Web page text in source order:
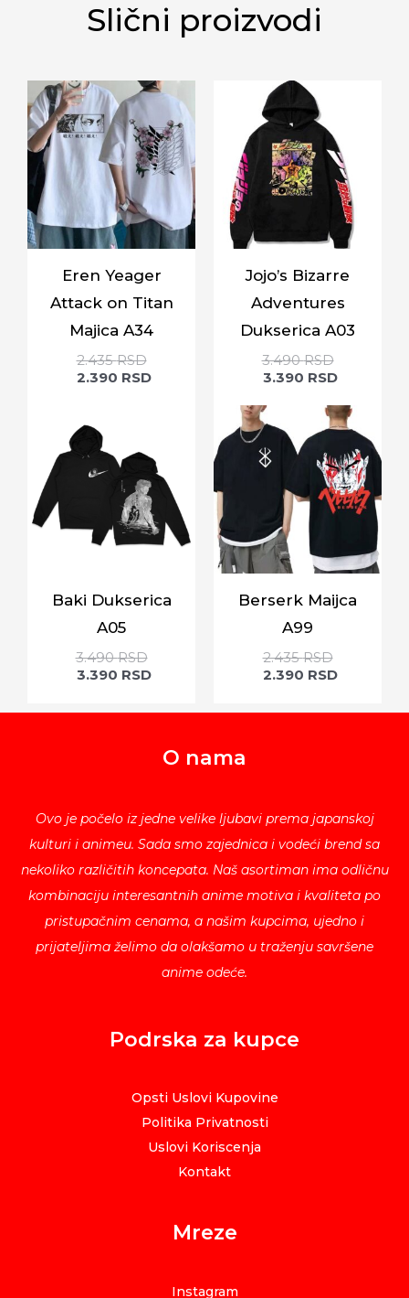
Slični proizvodi
Eren Yeager
Attack on Titan
Majica A34
2.435RSD
2.390 RSD
Jojo’s Bizarre
Adventures
Dukserica A03
3.490RSD
3.390 RSD
Baki Dukserica
A05
3.490RSD
3.390 RSD
Berserk Maijca
A99
2.435RSD
2.390 RSD
O nama
Ovo je počelo iz jedne velike ljubavi prema japanskoj
kulturi i animeu. Sada smo zajednica i vodeći brend sa
nekoliko različitih koncepata. Naš asortiman ima odličnu
kombinaciju interesantnih anime motiva i kvaliteta po
pristupačnim cenama, a našim kupcima, ujedno i
prijateljima želimo da olakšamo u traženju savršene
anime odeće.
Podrska za kupce
Opsti Uslovi Kupovine
Politika Privatnosti
Uslovi Koriscenja
Kontakt
Mreze
Instagram